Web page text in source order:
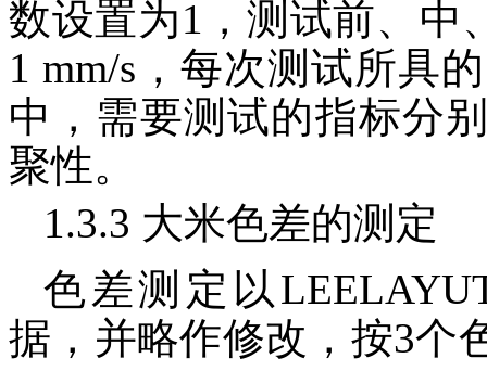
数设置为1，测试前、中
1 mm/s，每次测试所具
中，需要测试的指标分
聚性。
1.3.3 大米色差的测定
色差测定以
据，并略作修改，按3个